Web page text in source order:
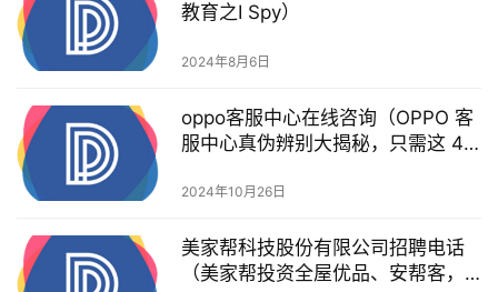
教育之I Spy）
2024年8月6日
oppo客服中心在线咨询（OPPO 客
服中心真伪辨别大揭秘，只需这 4
2024年10月26日
美家帮科技股份有限公司招聘电话
（美家帮投资全屋优品、安帮客，